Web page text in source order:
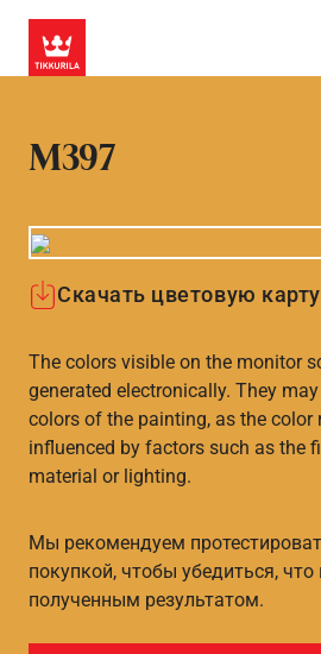
M397
Скачать цветовую карту
The colors visible on the monitor
generated electronically. They
colors of the painting, as the color
influenced by factors such as the
material or lighting.
Мы рекомендуем
покупкой, чтобы убедиться,
полученным результатом.